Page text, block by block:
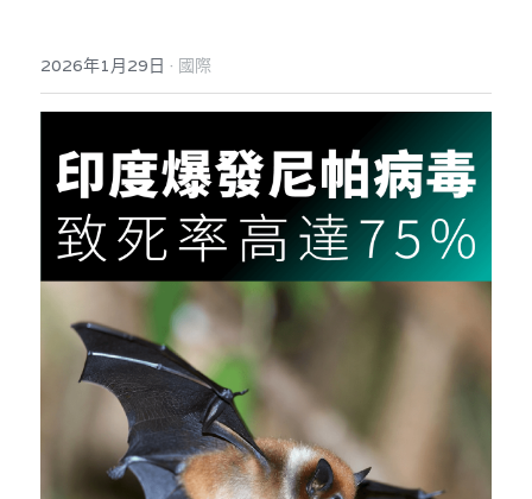
宏福火災正視聽
國際
反華推手你要知
反華推手懶人包
民主派騙案十式
反華推手起底
美西霸凌內幕
美西極權主義
KOL 專欄
林淑芳專欄
屈穎妍專欄
朱庭萱專欄
莫綺琪專欄
絕密法庭檔案
醫院口岸爆炸案
屠龍小隊案
黎智英案審訊
生活
吃喝玩指南
休閒好介紹
關於我們
人才招聘
搜索
2026年1月29日 · 國際